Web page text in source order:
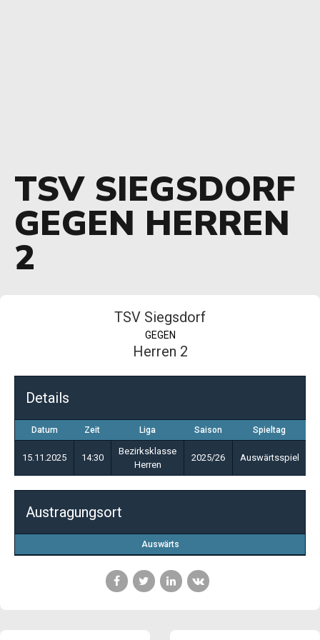
TSV SIEGSDORF
GEGEN HERREN
2
TSV Siegsdorf
GEGEN
Herren 2
Details
Datum Zeit Liga Saison Spieltag
15.11.2025 14:30
Bezirksklasse
Herren
2025/26 Auswärtsspiel
Austragungsort
Auswärts